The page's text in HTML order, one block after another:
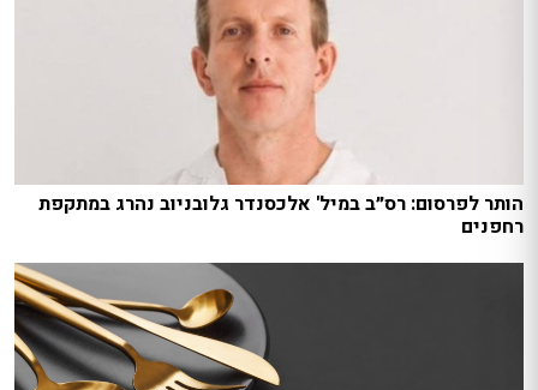
הותר לפרסום: רס״ב במיל' אלכסנדר גלובניוב נהרג במתקפת
רחפנים